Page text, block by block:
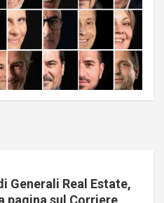
Generali Real Estate,
pagina sul Corriere